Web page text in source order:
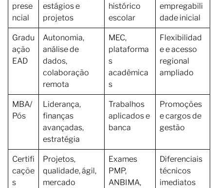
prese
ncial
estágios e
projetos
histórico
escolar
empregabili
dade inicial
Gradu
ação
EAD
Autonomia,
análise de
dados,
colaboração
remota
MEC,
plataforma
s
acadêmica
s
Flexibilidad
e e acesso
regional
ampliado
MBA/
Pós
Liderança,
finanças
avançadas,
estratégia
Trabalhos
aplicados e
banca
Promoções
e cargos de
gestão
Certifi
caçõe
s
Projetos,
qualidade, ágil,
mercado
Exames
PMP,
ANBIMA,
Diferenciais
técnicos
imediatos